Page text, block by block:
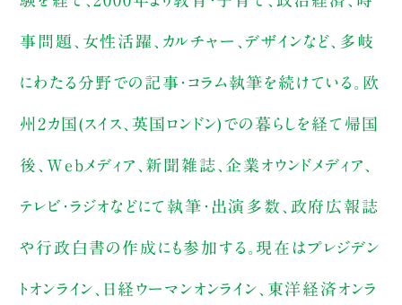
事問題、女性活躍、カルチャー、デザインなど、多岐
にわたる分野での記事・コラム執筆を続けている。欧
州2カ国(スイス、英国ロンドン)での暮らしを経て帰国
後、Webメディア、新聞雑誌、企業オウンドメディア、
テレビ・ラジオなどにて執筆・出演多数、政府広報誌
や行政白書の作成にも参加する。現在はプレジデン
トオンライン、日経ウーマンオンライン、東洋経済オンラ